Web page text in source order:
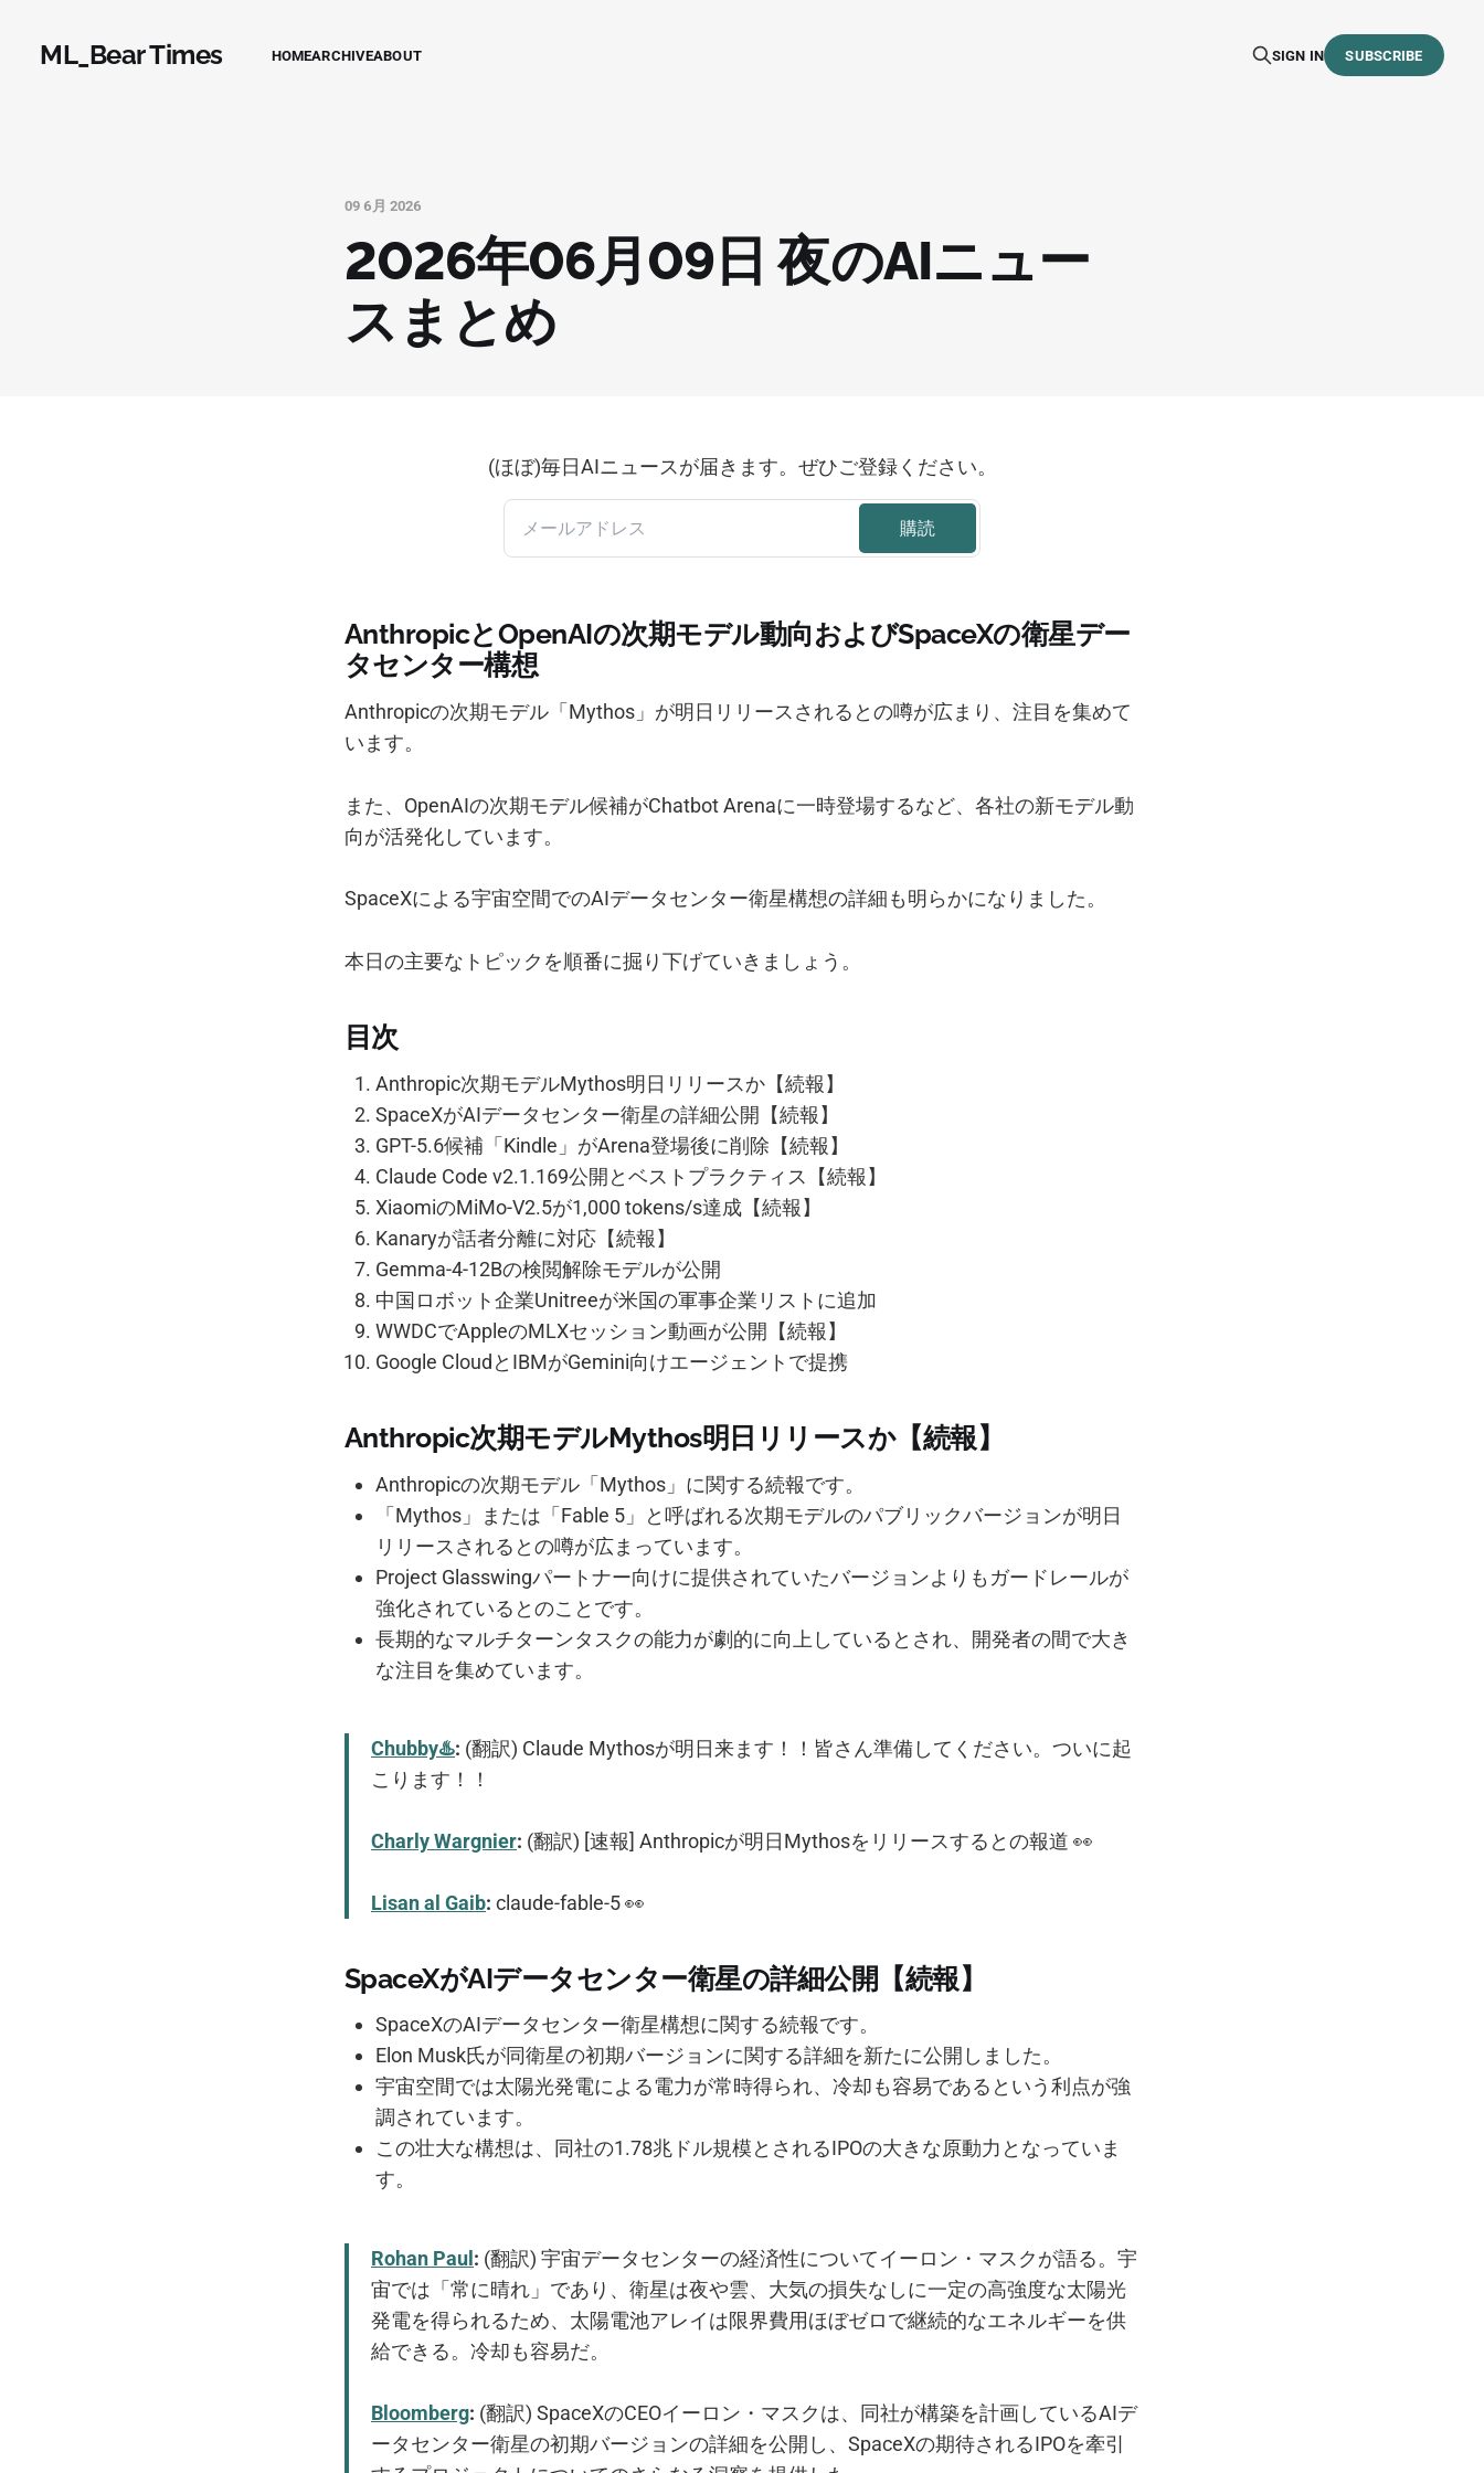
ML_Bear Times HOMEARCHIVEABOUT SIGN IN SUBSCRIBE
09 6月 2026
2026年06月09日 夜のAIニュー
スまとめ
(ほぼ)毎日AIニュースが届きます。ぜひご登録ください。
AnthropicとOpenAIの次期モデル動向およびSpaceXの衛星デー
タセンター構想
Anthropicの次期モデル「Mythos」が明日リリースされるとの噂が広まり、注目を集めて
います。
また、OpenAIの次期モデル候補がChatbot Arenaに一時登場するなど、各社の新モデル動
向が活発化しています。
SpaceXによる宇宙空間でのAIデータセンター衛星構想の詳細も明らかになりました。
本日の主要なトピックを順番に掘り下げていきましょう。
目次
Anthropic次期モデルMythos明日リリースか【続報】
SpaceXがAIデータセンター衛星の詳細公開【続報】
GPT-5.6候補「Kindle」がArena登場後に削除【続報】
Claude Code v2.1.169公開とベストプラクティス【続報】
XiaomiのMiMo-V2.5が1,000 tokens/s達成【続報】
Kanaryが話者分離に対応【続報】
Gemma-4-12Bの検閲解除モデルが公開
中国ロボット企業Unitreeが米国の軍事企業リストに追加
WWDCでAppleのMLXセッション動画が公開【続報】
Google CloudとIBMがGemini向けエージェントで提携
Anthropic次期モデルMythos明日リリースか【続報】
Anthropicの次期モデル「Mythos」に関する続報です。
「Mythos」または「Fable 5」と呼ばれる次期モデルのパブリックバージョンが明日
リリースされるとの噂が広まっています。
Project Glasswingパートナー向けに提供されていたバージョンよりもガードレールが
強化されているとのことです。
長期的なマルチターンタスクの能力が劇的に向上しているとされ、開発者の間で大き
な注目を集めています。
Chubby♨️: (翻訳) Claude Mythosが明日来ます！！皆さん準備してください。ついに起
こります！！
Charly Wargnier: (翻訳) [速報] Anthropicが明日Mythosをリリースするとの報道 👀
Lisan al Gaib: claude-fable-5 👀
SpaceXがAIデータセンター衛星の詳細公開【続報】
SpaceXのAIデータセンター衛星構想に関する続報です。
Elon Musk氏が同衛星の初期バージョンに関する詳細を新たに公開しました。
宇宙空間では太陽光発電による電力が常時得られ、冷却も容易であるという利点が強
調されています。
この壮大な構想は、同社の1.78兆ドル規模とされるIPOの大きな原動力となっていま
す。
Rohan Paul: (翻訳) 宇宙データセンターの経済性についてイーロン・マスクが語る。宇
宙では「常に晴れ」であり、衛星は夜や雲、大気の損失なしに一定の高強度な太陽光
発電を得られるため、太陽電池アレイは限界費用ほぼゼロで継続的なエネルギーを供
給できる。冷却も容易だ。
Bloomberg: (翻訳) SpaceXのCEOイーロン・マスクは、同社が構築を計画しているAIデ
ータセンター衛星の初期バージョンの詳細を公開し、SpaceXの期待されるIPOを牽引